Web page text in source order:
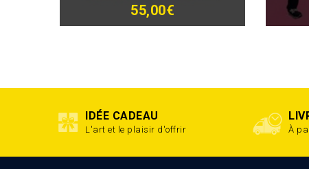
55,00€
IDÉE CADEAU
L'art et le plaisir d'offrir À